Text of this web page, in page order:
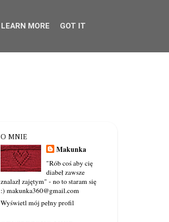
O MNIE
Makunka
"Rób coś aby cię
diabeł zawsze
znalazł zajętym" - no to staram się
:) makunka360@gmail.com
Wyświetl mój pełny profil
LEARN MORE GOT IT